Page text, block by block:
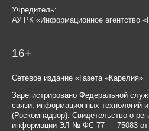
Учредитель:
АУ РК «Информационное агентство
16+
Сетевое издание «Газета «Карелия»
Зарегистрировано Федеральной
связи, информационных технологий
(Роскомнадзор). Свидетельство о
информации ЭЛ № ФС 77 — 75083 от